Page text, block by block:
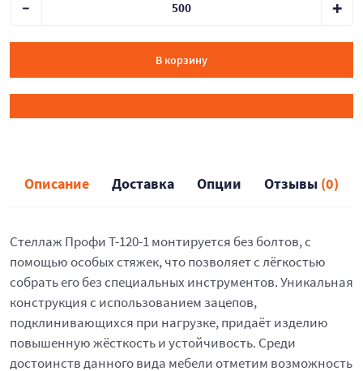
В корзину
Описание Доставка Опции Отзывы (0)
Стеллаж Профи Т-120-1 монтируется без болтов, с
помощью особых стяжек, что позволяет с лёгкостью
собрать его без специальных инструментов. Уникальная
конструкция с использованием зацепов,
подклинивающихся при нагрузке, придаёт изделию
повышенную жёсткость и устойчивость. Среди
достоинств данного вида мебели отметим возможность